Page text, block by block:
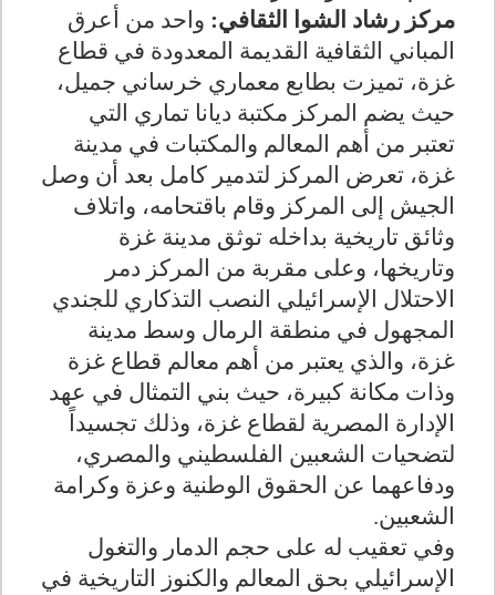
مركز رشاد الشوا الثقافي: واحد من أعرق
المباني الثقافية القديمة المعدودة في قطاع
غزة، تميزت بطابع معماري خرساني جميل،
حيث يضم المركز مكتبة ديانا تماري التي
تعتبر من أهم المعالم والمكتبات في مدينة
غزة، تعرض المركز لتدمير كامل بعد أن وصل
الجيش إلى المركز وقام باقتحامه، واتلاف
وثائق تاريخية بداخله توثق مدينة غزة
وتاريخها، وعلى مقربة من المركز دمر
الاحتلال الإسرائيلي النصب التذكاري للجندي
المجهول في منطقة الرمال وسط مدينة
غزة، والذي يعتبر من أهم معالم قطاع غزة
وذات مكانة كبيرة، حيث بني التمثال في عهد
الإدارة المصرية لقطاع غزة، وذلك تجسيداً
لتضحيات الشعبين الفلسطيني والمصري،
ودفاعهما عن الحقوق الوطنية وعزة وكرامة
الشعبين.
وفي تعقيب له على حجم الدمار والتغول
الإسرائيلي بحق المعالم والكنوز التاريخية في